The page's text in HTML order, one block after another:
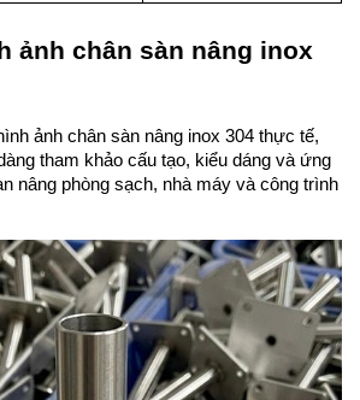
ảnh chân sàn nâng inox
ảnh chân sàn nâng inox 304 thực tế,
tham khảo cấu tạo, kiểu dáng và ứng
nâng phòng sạch, nhà máy và công trình